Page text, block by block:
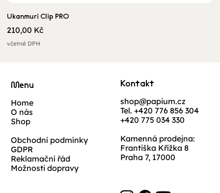
Ukanmuri Clip PRO
Cena
210,00 Kč
včetně DPH
Kontakt
shop@papium.cz
Tel. +420 776 856 304
+420 775 034 330
Kamenná prodejna:
Františka Křížka 8
Praha 7, 17000
Menu
Home
O nás
Shop
Obchodní podmínky
GDPR
Reklamační řád
Možnosti dopravy